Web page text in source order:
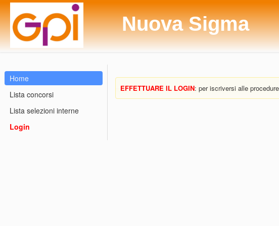
Nuova Sigma
Home
Lista concorsi
Lista selezioni interne
Login
EFFETTUARE IL LOGIN: per iscriversi alle